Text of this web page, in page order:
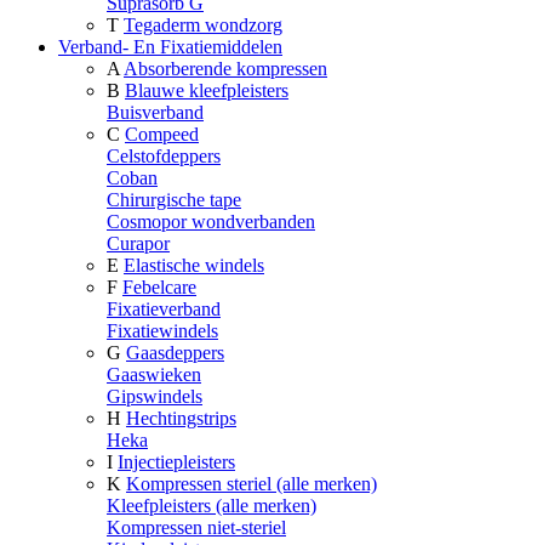
T Tegaderm wondzorg
Verband- En Fixatiemiddelen
A Absorberende kompressen
B Blauwe kleefpleisters
Buisverband
C Compeed
Celstofdeppers
Coban
Chirurgische tape
Cosmopor wondverbanden
Curapor
E Elastische windels
F Febelcare
Fixatieverband
Fixatiewindels
G Gaasdeppers
Gaaswieken
Gipswindels
H Hechtingstrips
Heka
I Injectiepleisters
K Kompressen steriel (alle merken)
Kleefpleisters (alle merken)
Kompressen niet-steriel